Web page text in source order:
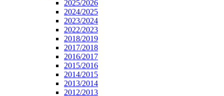
2025/2026
2024/2025
2023/2024
2022/2023
2018/2019
2017/2018
2016/2017
2015/2016
2014/2015
2013/2014
2012/2013